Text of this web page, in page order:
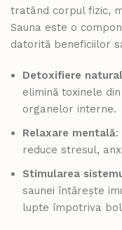
tratând corpul fizic,
Sauna este o
datorită beneficiilor
Detoxifiere
elimină toxinele
organelor interne.
Relaxare mentală:
reduce stresul,
Stimularea
saunei întărește
lupte împotriva